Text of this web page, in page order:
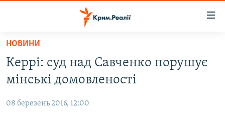
Перейти
основного
матеріалу
до
ВОДА.КРИМ
ПОЛІТИКА
НОВИНИ
Керрі: суд над Савченко порушує
мінські домовленості
08 березень 2016, 12:00